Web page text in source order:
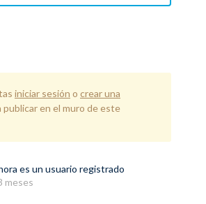
iniciar sesión o crear una
publicar en el muro de este
es un usuario registrado
meses